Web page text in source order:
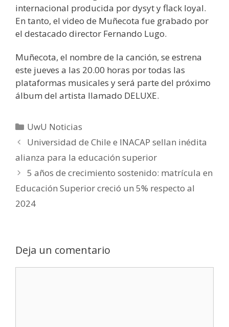
internacional producida por dysyt y flack loyal.
En tanto, el video de Muñecota fue grabado por
el destacado director Fernando Lugo.
Muñecota, el nombre de la canción, se estrena
este jueves a las 20.00 horas por todas las
plataformas musicales y será parte del próximo
álbum del artista llamado DELUXE.
UwU Noticias
Universidad de Chile e INACAP sellan inédita
alianza para la educación superior
5 años de crecimiento sostenido: matrícula en
Educación Superior creció un 5% respecto al
2024
Deja un comentario